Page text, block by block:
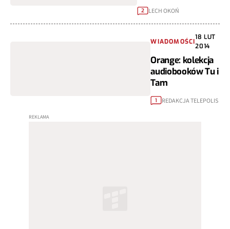
2 LECH OKOŃ
WIADOMOŚCI
18 LUT
2014
Orange: kolekcja
audiobooków Tu i
Tam
1 REDAKCJA TELEPOLIS